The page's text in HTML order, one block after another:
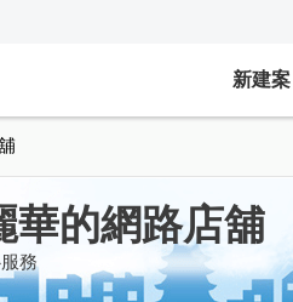
新建案
華的網路店舖
務